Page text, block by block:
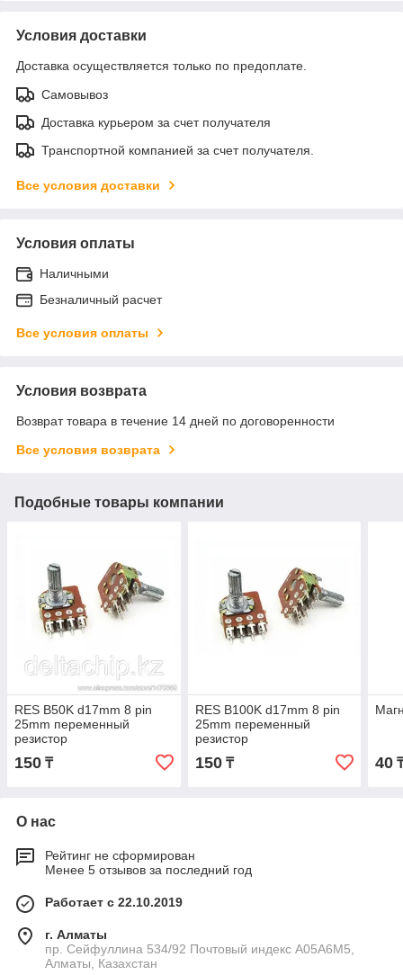
Условия доставки
Доставка осуществляется только по предоплате.
Самовывоз
Доставка курьером за счет получателя
Транспортной компанией за счет получателя.
Все условия доставки
Условия оплаты
Наличными
Безналичный расчет
Все условия оплаты
Условия возврата
Возврат товара в течение 14 дней по договоренности
Все условия возврата
Подобные товары компании
RES B50K d17mm 8 pin
25mm переменный
резистор
150 ₸
RES B100K d17mm 8 pin
25mm переменный
резистор
150₸ 40
О нас
Рейтинг не сформирован
Менее 5 отзывов за последний год
Работает с 22.10.2019
г. Алматы
пр. Сейфуллина 534/92 Почтовый индекс A05A6M5,
Алматы, Казахстан